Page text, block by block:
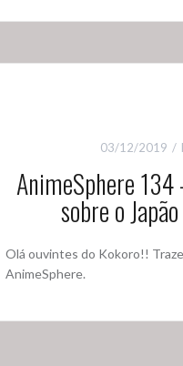
03/12/2019
AnimeSphere 134
sobre o
Olá ouvintes do Kokoro!!
AnimeSphere.